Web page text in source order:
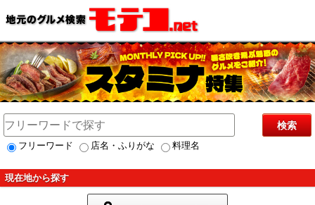
検索
フリーワード 店名・ふりがな 料理名
現在地から探す